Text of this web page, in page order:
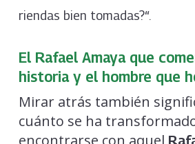
riendas bien tomadas?“.
El Rafael Amaya que
historia y el hombre que
Mirar atrás también
cuánto se ha
encontrarse con aquel